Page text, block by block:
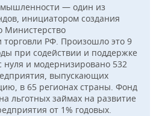
— один из
инициатором создания
Министерство
РФ. Произошло это 9
при содействии и поддержке
и модернизировано 532
выпускающих
в 65 регионах страны. Фонд
льготных займах на развитие
от 1% годовых.